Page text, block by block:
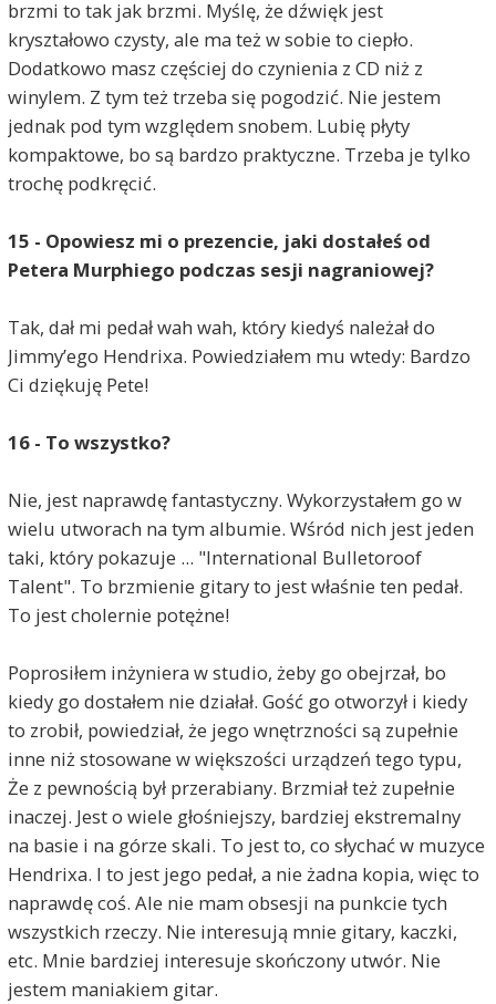
brzmi to tak jak brzmi. Myślę, że dźwięk jest
kryształowo czysty, ale ma też w sobie to ciepło.
Dodatkowo masz częściej do czynienia z CD niż z
winylem. Z tym też trzeba się pogodzić. Nie jestem
jednak pod tym względem snobem. Lubię płyty
kompaktowe, bo są bardzo praktyczne. Trzeba je tylko
trochę podkręcić.
15 - Opowiesz mi o prezencie, jaki dostałeś od
Petera Murphiego podczas sesji nagraniowej?
Tak, dał mi pedał wah wah, który kiedyś należał do
Jimmy’ego Hendrixa. Powiedziałem mu wtedy: Bardzo
Ci dziękuję Pete!
16 - To wszystko?
Nie, jest naprawdę fantastyczny. Wykorzystałem go w
wielu utworach na tym albumie. Wśród nich jest jeden
taki, który pokazuje ... "International Bulletoroof
Talent". To brzmienie gitary to jest właśnie ten pedał.
To jest cholernie potężne!
Poprosiłem inżyniera w studio, żeby go obejrzał, bo
kiedy go dostałem nie działał. Gość go otworzył i kiedy
to zrobił, powiedział, że jego wnętrzności są zupełnie
inne niż stosowane w większości urządzeń tego typu,
Że z pewnością był przerabiany. Brzmiał też zupełnie
inaczej. Jest o wiele głośniejszy, bardziej ekstremalny
na basie i na górze skali. To jest to, co słychać w muzyce
Hendrixa. I to jest jego pedał, a nie żadna kopia, więc to
naprawdę coś. Ale nie mam obsesji na punkcie tych
wszystkich rzeczy. Nie interesują mnie gitary, kaczki,
etc. Mnie bardziej interesuje skończony utwór. Nie
jestem maniakiem gitar.